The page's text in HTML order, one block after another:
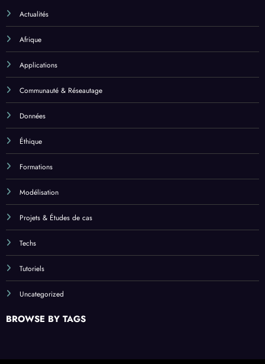
Actualités
Afrique
Applications
Communauté & Réseautage
Données
Éthique
Formations
Modélisation
Projets & Études de cas
Techs
Tutoriels
Uncategorized
BROWSE BY TAGS